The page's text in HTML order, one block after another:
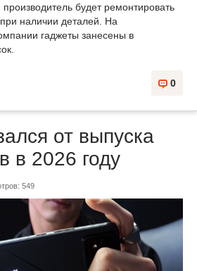
будет ремонтировать
при наличии деталей. На
гаджеты занесены в
0
от выпуска
в 2026 году
549